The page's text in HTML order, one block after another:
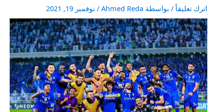
اترك تعليقاً / بواسطة Ahmed Reda
/ نوفمبر 19, 2021